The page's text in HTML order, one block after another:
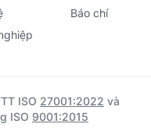
Báo chí
ISO 27001:2022 và
ISO 9001:2015